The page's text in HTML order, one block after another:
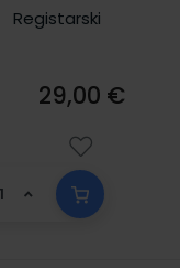
Registarski
29,00 €